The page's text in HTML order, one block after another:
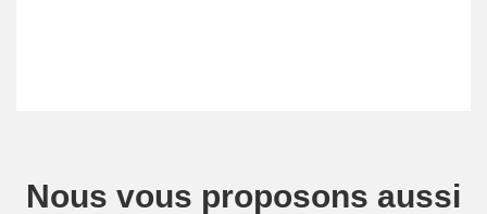
Nous vous proposons aussi